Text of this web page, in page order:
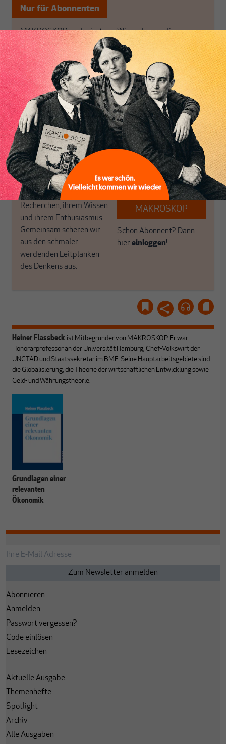
Nur für Abonnenten
MAKROSKOP analysiert
wirtschaftspolitische
Themen aus einer
postkeynesianischen
Perspektive und ist damit
in Deutschland einzigartig.
MAKROSKOP steht für
das große Ganze. Wir
haben einen Blick auf
Geld, Wirtschaft und
Politik, den Sie so
woanders nicht finden.
Dabei leben wir von
unseren Autoren, ihren
Recherchen, ihrem Wissen
und ihrem Enthusiasmus.
Gemeinsam scheren wir
aus den schmaler
werdenden Leitplanken
des Denkens aus.
Wir verlassen die
journalistische Filterblase,
in der sich viele
eingerichtet haben. Wir
öffnen Fenster und
bringen frische Luft in die
engen und verstaubten
Debattenräume.
Brauchen Sie auch frische
Luft? Dann folgen Sie
einfach dem Button.
ABONNIEREN SIE
MAKROSKOP
Schon Abonnent? Dann
hiereinloggen!
Heiner Flassbeck ist Mitbegründer von MAKROSKOP. Er war
Honorarprofessor an der Universität Hamburg, Chef-Volkswirt der
UNCTAD und Staatssekretär im BMF. Seine Hauptarbeitsgebiete sind
die Globalisierung, die Theorie der wirtschaftlichen Entwicklung sowie
Geld- und Währungstheorie.
Grundlagen einer
relevanten
Ökonomik
Abonnieren
Anmelden
Passwort vergessen?
Code einlösen
Lesezeichen
Aktuelle Ausgabe
Themenhefte
Spotlight
Archiv
Alle Ausgaben